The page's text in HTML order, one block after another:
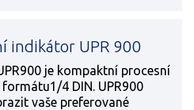
indikátor UPR 900
je kompaktní procesní
4 DIN. UPR900
vaše preferované